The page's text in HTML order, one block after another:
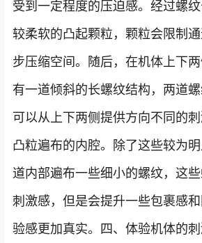
受到一定程度的压迫感。经过螺
较柔软的凸起颗粒，颗粒会限制
步压缩空间。随后，在机体上下
有一道倾斜的长螺纹结构，两道螺
可以从上下两侧提供方向不同的
凸粒遍布的内腔。除了这些较为
道内部遍布一些细小的螺纹，这
刺激感，但是会提升一些包裹感
验感更加真实。四、体验机体的